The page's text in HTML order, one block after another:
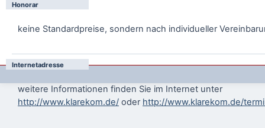
Honorar
keine Standardpreise, sondern nach individueller
Internetadresse
weitere Informationen finden Sie im Internet unter
http://www.klarekom.de/ oder http://www.klarekom.de/